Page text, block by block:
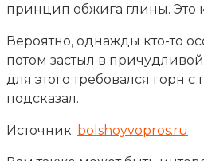
принцип обжига глины. Это
Вероятно, однажды кто-то
потом застыл в
для этого требовался
подсказал.
Источник: bolshoyvopros.ru